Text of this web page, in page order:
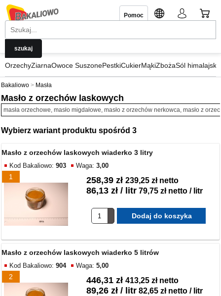
Pomoc
OrzechyZiarnaOwoce SuszonePestkiCukierMąkiZbożaSól himalajska
Bakaliowo Masła
Masło z orzechów laskowych
masła orzechowe, masło migdałowe, masło z orzechów nerkowca, masło z
Wybierz wariant produktu spośród 3
1
Masło z orzechów laskowych wiaderko 3 litry
Kod Bakaliowo:903 Waga:3,00
258,39 zł 239,25 zł netto
86,13 zł / litr 79,75 zł netto / litr
2
Masło z orzechów laskowych wiaderko 5 litrów
Kod Bakaliowo:904 Waga:5,00
446,31 zł 413,25 zł netto
89,26 zł / litr 82,65 zł netto / litr